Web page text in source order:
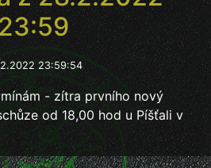
23:59
23:59:54
- zítra prvního nový
od 18,00 hod u Píšťali v